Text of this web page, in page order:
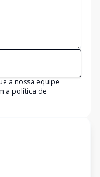
a nossa equipe
a política de